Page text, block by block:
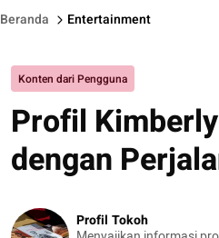
Beranda Entertainment
Konten dari Pengguna
Profil
dengan
Profil Tokoh